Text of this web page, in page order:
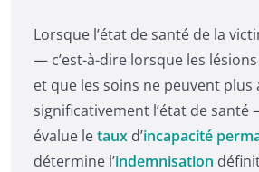
Lorsque l’état de santé de la
— c’est-à-dire lorsque les
et que les soins ne peuvent
significativement l’état de santé
évalue letaux d’incapacité
détermine l’indemnisation